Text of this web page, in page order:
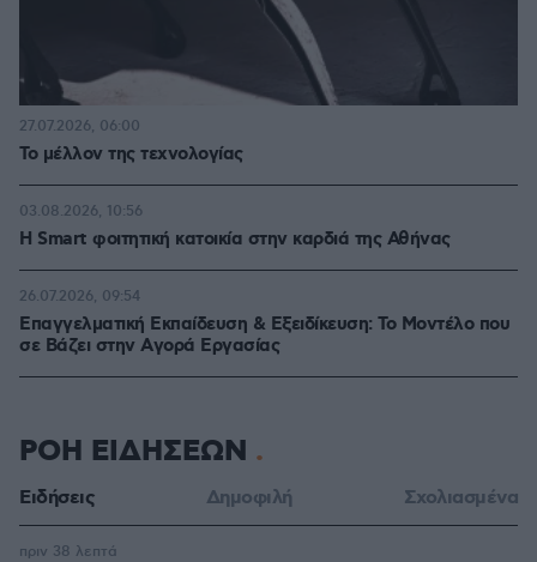
Το μέλλον της τεχνολογίας
27.07.2026, 06:00
Η Smart φοιτητική κατοικία στην καρδιά της Αθήνας
03.08.2026, 10:56
Επαγγελματική Εκπαίδευση & Εξειδίκευση: Το Mοντέλο που
σε Bάζει στην Aγορά Eργασίας
26.07.2026, 09:54
ΡΟΗ ΕΙΔΗΣΕΩΝ
Ειδήσεις Δημοφιλή Σχολιασμένα
πριν 38 λεπτά